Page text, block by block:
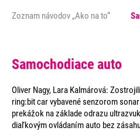
Zoznam návodov „Ako na to“
Samochodiace auto
Oliver Nagy, Lara Kalmárová:
ring:bit car vybavené senzorom
prekážok na základe odrazu
diaľkovým ovládaním auto bez